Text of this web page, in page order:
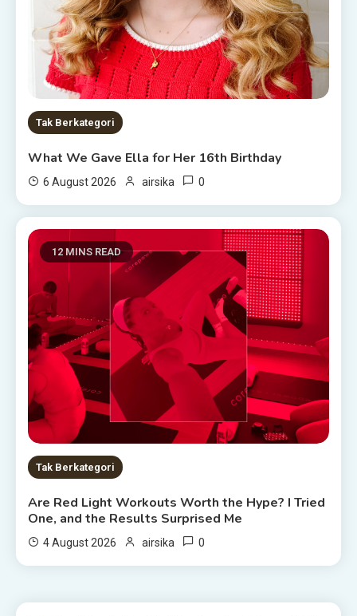
Tak Berkategori
What We Gave Ella for Her 16th Birthday
6 August 2026 airsika 0
12 MINS READ
Tak Berkategori
Are Red Light Workouts Worth the Hype? I Tried
One, and the Results Surprised Me
4 August 2026 airsika 0